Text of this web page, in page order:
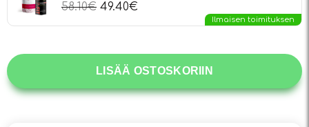
58.10€ 49.40€
Ilmaisen toimituksen
LISÄÄ OSTOSKORIIN